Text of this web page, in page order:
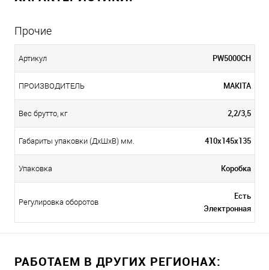
Прочие
Артикул PW5000CH
ПРОИЗВОДИТЕЛЬ MAKITA
Вес брутто, кг 2,2/3,5
Габариты упаковки (ДхШхВ) мм. 410х145х135
Упаковка Коробка
Регулировка оборотов
Есть
Электронная
РАБОТАЕМ В ДРУГИХ РЕГИОНАХ: